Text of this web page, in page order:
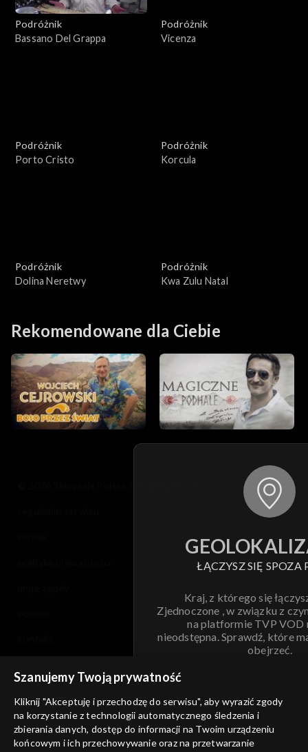
Podróżnik
Bassano Del Grappa
Podróżnik
Vicenza
Podróżnik
Porto Cristo
Podróżnik
Korcula
Podróżnik
Dolina Neretwy
Podróżnik
Kwa Zulu Natal
Rekomendowane dla Ciebie
ŁĄCZYSZ SIĘ SPOZA
Kraj, z którego się
Zjednoczone , w związku z
na platformie TVP VOD
nieodstępna. Sprawdź, które
obejrzeć.
ANULUJ
informacje o dostawcy usług
Szanujemy Twoją prywatność
Kliknij "Akceptuję i przechodzę do serwisu", aby wyrazić zgody
na korzystanie z technologii automatycznego śledzenia i
zbierania danych, dostęp do informacji na Twoim urządzeniu
końcowym i ich przechowywanie oraz na przetwarzanie